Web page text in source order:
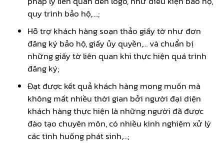
quy trình bảo hộ,….;
Hỗ trợ khách hàng soạn thảo giấy tờ như đơn
đăng ký bảo hộ, giấy ủy quyền,… và chuẩn bị
những giấy tờ liên quan khi thực hiện quá trình
đăng ký;
Đạt được kết quả khách hàng mong muốn mà
không mất nhiều thời gian bởi người đại diện
khách hàng thực hiện là những người đã được
đào tạo chuyên môn, có nhiều kinh nghiệm xử lý
các tình huống phát sinh,…;